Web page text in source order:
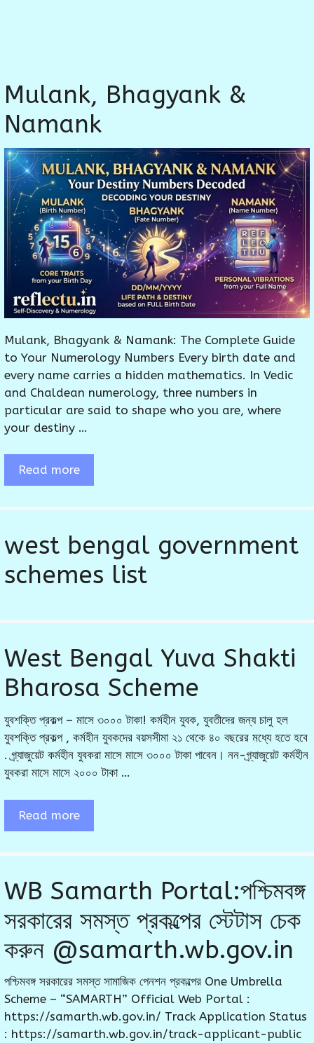
Mulank, Bhagyank &
Namank
Mulank, Bhagyank & Namank: The Complete Guide
to Your Numerology Numbers Every birth date and
every name carries a hidden mathematics. In Vedic
and Chaldean numerology, three numbers in
particular are said to shape who you are, where
your destiny …
Read more
west bengal government
schemes list
West Bengal Yuva Shakti
Bharosa Scheme
যুবশক্তি প্রকল্প – মাসে ৩০০০ টাকা! কর্মহীন যুবক, যুবতীদের জন্য চালু হল
যুবশক্তি প্রকল্প , কর্মহীন যুবকদের বয়সসীমা ২১ থেকে ৪০ বছরের মধ্যে হতে হবে
. গ্র্যাজুয়েট কর্মহীন যুবকরা মাসে মাসে ৩০০০ টাকা পাবেন। নন-গ্র্যাজুয়েট কর্মহীন
যুবকরা মাসে মাসে ২০০০ টাকা …
Read more
WB Samarth Portal:পশ্চিমবঙ্গ
সরকারের সমস্ত প্রকল্পের স্টেটাস চেক
করুন @samarth.wb.gov.in
পশ্চিমবঙ্গ সরকারের সমস্ত সামাজিক পেনশন প্রকল্পের One Umbrella
Scheme – “SAMARTH” Official Web Portal :
https://samarth.wb.gov.in/ Track Application Status
: https://samarth.wb.gov.in/track-applicant-public